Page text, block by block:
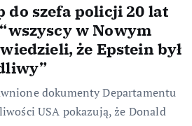
do szefa policji 20 lat
w Nowym
że Epstein był
dokumenty Departamentu
USA pokazują, że Donald